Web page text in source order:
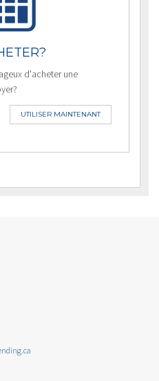
d'acheter une
UTILISER MAINTENANT